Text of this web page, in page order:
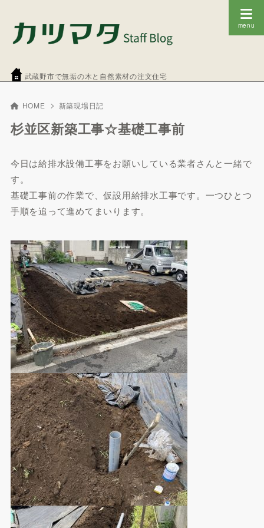
武蔵野市で無垢の木と自然素材の注文住宅
HOME 新築現場日記
杉並区新築工事☆基礎工事前
今日は給排水設備工事をお願いしている業者さんと一緒で
す。
基礎工事前の作業で、仮設用給排水工事です。一つひとつ
手順を追って進めてまいります。